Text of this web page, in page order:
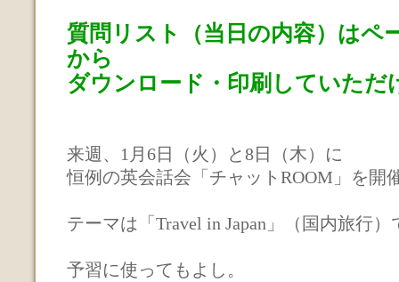
質問リスト（当日の内容）はペ
から
ダウンロード・印刷していただ
来週、1月6日（火）と8日（木）に
恒例の英会話会「チャットROOM」を開
テーマは「Travel in Japan」（国内旅行）
予習に使ってもよし。